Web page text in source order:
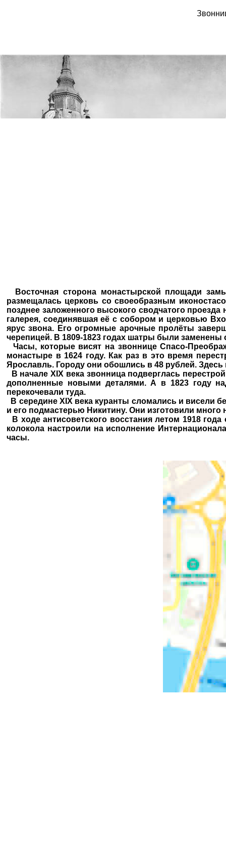
Восточная сторона монастырской площади
размещалась церковь со своеобразным
позднее заложенного высокого сводчатого
галерея, соединявшая её с собором и церковью
ярус звона. Его огромные арочные пролёты
черепицей. В 1809-1823 годах шатры были
Часы, которые висят на звоннице Спасо-
монастыре в 1624 году. Как раз в это время
Ярославль. Городу они обошлись в 48 рублей.
В начале XIX века звонница подверглась
дополненные новыми деталями. А в 1823 году
перекочевали туда.
В середине XIX века куранты сломались и висели
и его подмастерью Никитину. Они изготовили
В ходе антисоветского восстания летом 1918
колокола настроили на исполнение
часы.